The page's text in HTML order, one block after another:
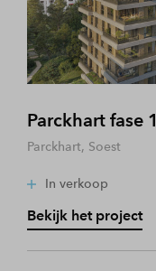
Parckhart fase 1
Parckhart, Soest
In verkoop
Bekijk het project